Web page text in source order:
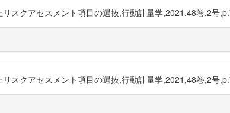
スクアセスメント項目の選抜,行動計量学,2021,48巻,2号
スクアセスメント項目の選抜,行動計量学,2021,48巻,2号